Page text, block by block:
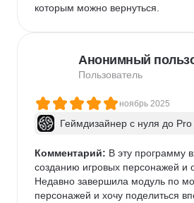
которым можно вернуться.
Анонимный
Пользователь
ноябрь 2025
Геймдизайнер с нуля до Pro
Комментарий: В эту программу
созданию игровых персонажей и
Недавно завершила модуль по
персонажей и хочу поделиться